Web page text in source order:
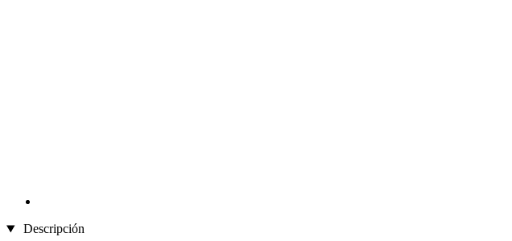
Descripción